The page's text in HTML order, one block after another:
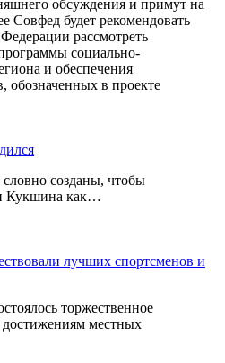
обсуждения и примут на
Совфед будет рекомендовать
рассмотреть
социально-
и обеспечения
обозначенных в проекте
словно созданы, чтобы
Кукшина как…
лучших спортсменов и
торжественное
местных